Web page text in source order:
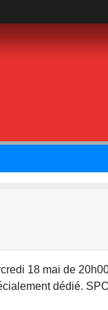
18 mai de
dédié.